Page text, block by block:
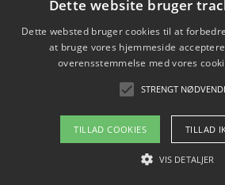
Sådan kan online møder for
grønne investeringer
Copyright 2026 -
Om / kontakt
Dette website bruger
Dette websted bruger cookies til at
at bruge vores hjemmeside
overensstemmelse med vores
STRENGT
TILLAD COOKIES TILLAD
VIS DETALJER